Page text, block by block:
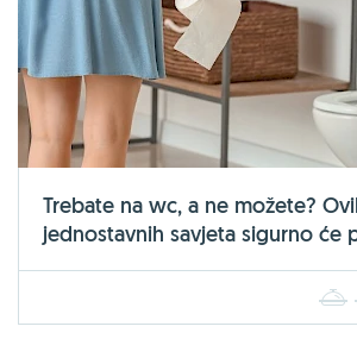
Trebate na wc, a ne možete?
jednostavnih savjeta sigurno će